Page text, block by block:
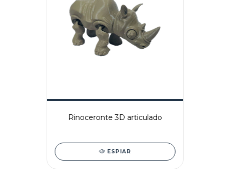
Rinoceronte 3D articulado
ESPIAR